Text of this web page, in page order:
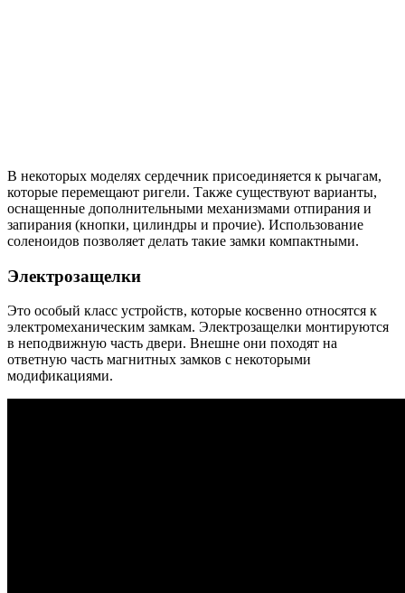
В некоторых моделях сердечник присоединяется к рычагам,
которые перемещают ригели. Также существуют варианты,
оснащенные дополнительными механизмами отпирания и
запирания (кнопки, цилиндры и прочие). Использование
соленоидов позволяет делать такие замки компактными.
Электрозащелки
Это особый класс устройств, которые косвенно относятся к
электромеханическим замкам. Электрозащелки монтируются
в неподвижную часть двери. Внешне они походят на
ответную часть магнитных замков с некоторыми
модификациями.